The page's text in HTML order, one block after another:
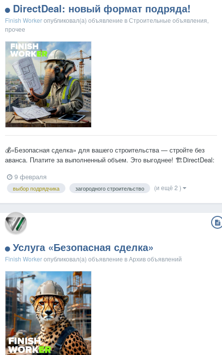
DirectDeal: новый формат подряда!
Finish Workerопубликовал(а) объявление вСтроительные объявления,
прочее
💰«Безопасная сделка» для вашего строительства — стройте без
аванса. Платите за выполненный объем. Это выгоднее! 🏗DirectDeal:
онлайн, но оплачивайте напрямую исполнителю. Будем рады
проконсультировать и сопроводить ваши сделки. Ва...
9 февраля
выбор подрядчика загородного строительство (и ещё 2 )
Услуга «Безопасная сделка»
Finish Workerопубликовал(а) объявление вАрхив объявлений